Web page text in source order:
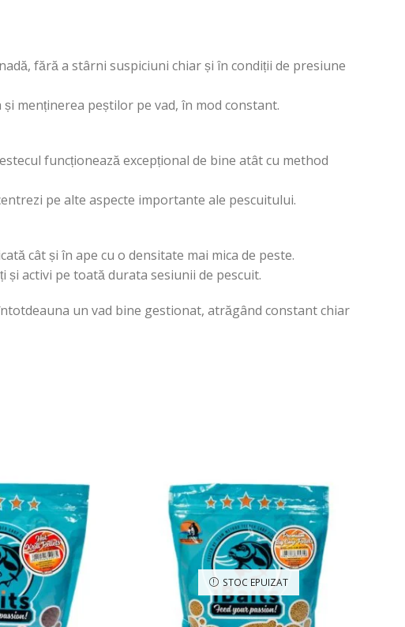
fără a stârni suspiciuni chiar și în condiții de presiune
menținerea peștilor pe vad, în mod constant.
funcționează excepțional de bine atât cu method
pe alte aspecte importante ale pescuitului.
cât și în ape cu o densitate mai mica de peste.
activi pe toată durata sesiunii de pescuit.
un vad bine gestionat, atrăgând constant chiar
STOC EPUIZAT